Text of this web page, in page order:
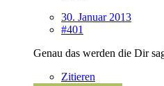
30. Januar 2013
#401
Genau das werden die Dir
Zitieren